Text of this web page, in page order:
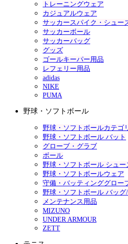
トレーニングウェア
カジュアルウェア
サッカースパイク・シュー
サッカーボール
サッカーバッグ
グッズ
ゴールキーパー用品
レフェリー用品
adidas
NIKE
PUMA
野球・ソフトボール
野球・ソフトボールカテゴ
野球・ソフトボール バット
グローブ・グラブ
ボール
野球・ソフトボール シュー
野球・ソフトボールウェア
守備・バッティンググロー
野球・ソフトボール バッグ
メンテナンス用品
MIZUNO
UNDER ARMOUR
ZETT